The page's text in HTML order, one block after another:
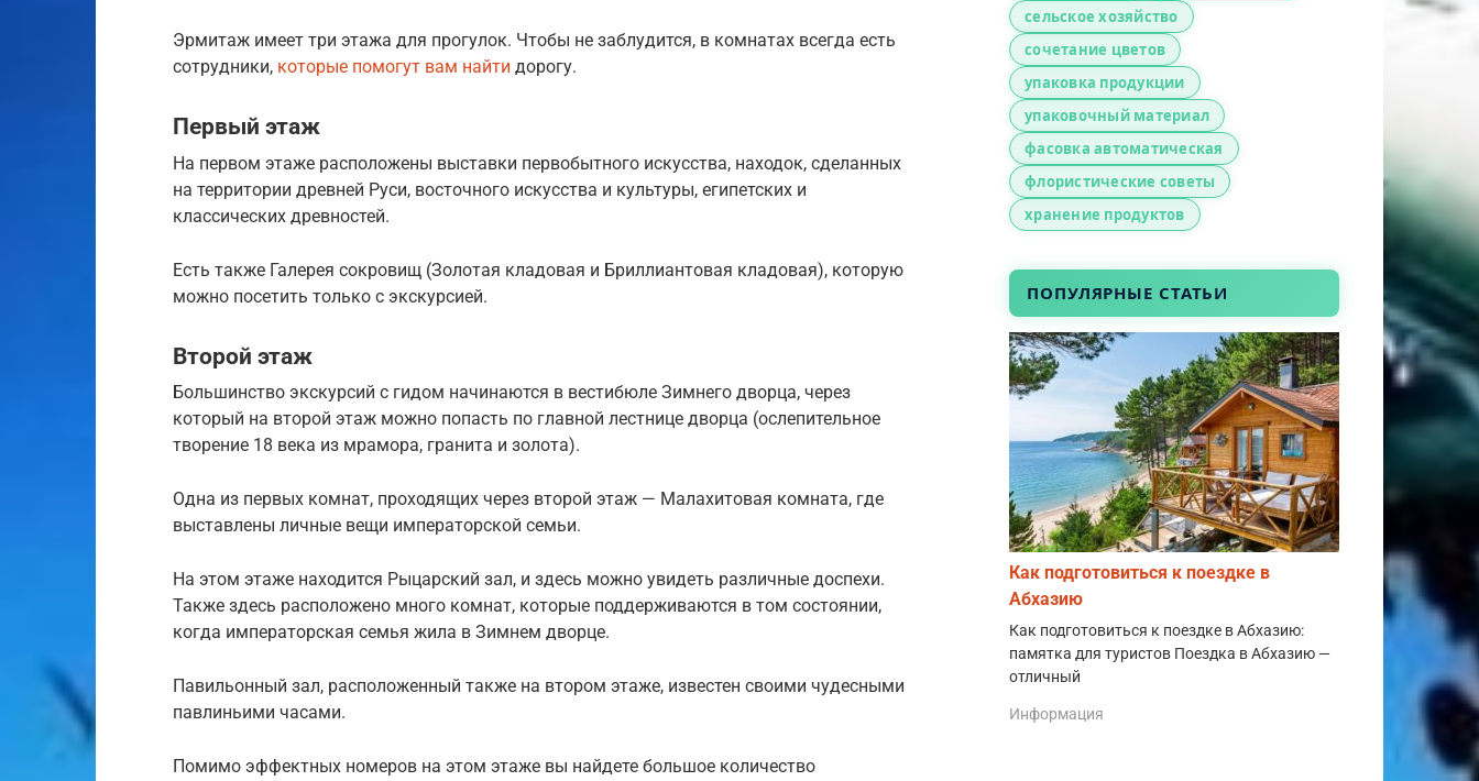
Эрмитаж имеет три этажа для прогулок. Чтобы не заблудится, в комнатах всегда есть
сотрудники, которые помогут вам найти дорогу.
Первый этаж
На первом этаже расположены выставки первобытного искусства, находок, сделанных
на территории древней Руси, восточного искусства и культуры, египетских и
классических древностей.
Есть также Галерея сокровищ (Золотая кладовая и Бриллиантовая кладовая), которую
можно посетить только с экскурсией.
Второй этаж
Большинство экскурсий с гидом начинаются в вестибюле Зимнего дворца, через
который на второй этаж можно попасть по главной лестнице дворца (ослепительное
творение 18 века из мрамора, гранита и золота).
Одна из первых комнат, проходящих через второй этаж — Малахитовая комната, где
выставлены личные вещи императорской семьи.
На этом этаже находится Рыцарский зал, и здесь можно увидеть различные доспехи.
Также здесь расположено много комнат, которые поддерживаются в том состоянии,
когда императорская семья жила в Зимнем дворце.
Павильонный зал, расположенный также на втором этаже, известен своими чудесными
павлиньими часами.
Помимо эффектных номеров на этом этаже вы найдете большое количество
сельское хозяйство
сочетание цветов
упаковка продукции
упаковочный материал
фасовка автоматическая
флористические советы
хранение продуктов
ПОПУЛЯРНЫЕ СТАТЬИ
Как подготовиться к поездке в
Абхазию
Как подготовиться к поездке в Абхазию:
памятка для туристов Поездка в Абхазию —
отличный
Информация